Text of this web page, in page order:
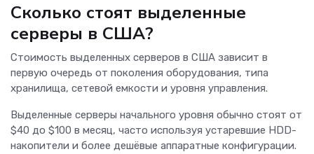
Сколько стоят выделенные
серверы в США?
Стоимость выделенных серверов в США зависит в
первую очередь от поколения оборудования, типа
хранилища, сетевой емкости и уровня управления.
Выделенные серверы начального уровня обычно стоят от
$40 до $100 в месяц, часто используя устаревшие HDD-
накопители и более дешёвые аппаратные конфигурации.